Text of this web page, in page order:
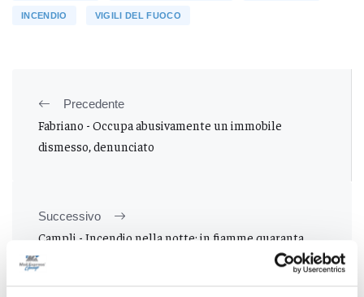
INCENDIO VIGILI DEL FUOCO
Precedente
Fabriano - Occupa abusivamente un immobile
dismesso, denunciato
Successivo
Campli - Incendio nella notte: in fiamme quaranta
rotoballe di fieno